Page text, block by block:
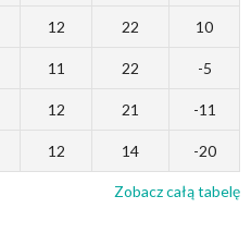
12 22 10
11 22 -5
12 21 -11
12 14 -20
Zobacz całą tabelę